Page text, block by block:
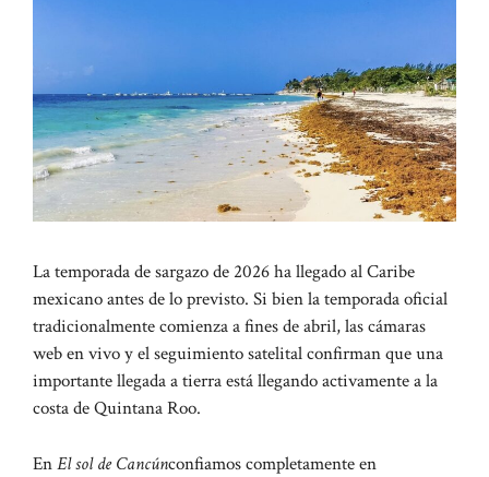
La temporada de sargazo de 2026 ha llegado al Caribe
mexicano antes de lo previsto. Si bien la temporada oficial
tradicionalmente comienza a fines de abril, las cámaras
web en vivo y el seguimiento satelital confirman que una
importante llegada a tierra está llegando activamente a la
costa de Quintana Roo.
EnEl sol de Cancúnconfiamos completamente en